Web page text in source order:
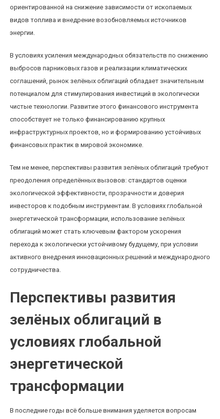
ориентированной на снижение зависимости от ископаемых
видов топлива и внедрение возобновляемых источников
энергии.
В условиях усиления международных обязательств по снижению
выбросов парниковых газов и реализации климатических
соглашений, рынок зелёных облигаций обладает значительным
потенциалом для стимулирования инвестиций в экологически
чистые технологии. Развитие этого финансового инструмента
способствует не только финансированию крупных
инфраструктурных проектов, но и формированию устойчивых
финансовых практик в мировой экономике.
Тем не менее, перспективы развития зелёных облигаций требуют
преодоления определённых вызовов: стандартов оценки
экологической эффективности, прозрачности и доверия
инвесторов к подобным инструментам. В условиях глобальной
энергетической трансформации, использование зелёных
облигаций может стать ключевым фактором ускорения
перехода к экологически устойчивому будущему, при условии
активного внедрения инновационных решений и международного
сотрудничества.
Перспективы развития
зелёных облигаций в
условиях глобальной
энергетической
трансформации
В последние годы всё больше внимания уделяется вопросам